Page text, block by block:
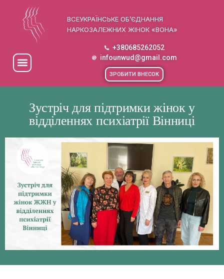
ВСЕУКРАЇНСЬКЕ ОБ’ЄДНАННЯ
НАРКОЗАЛЕЖНИХ ЖІНОК «ВОНА»
+380685262052
infounwud@gmail.com
ЗРОБИТИ ВНЕСОК
Зустріч для підтримки жінок у
відділеннях психіатрії Вінниці